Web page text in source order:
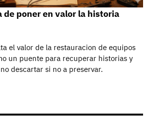
de poner en valor la historia
el valor de la restauracion de equipos
un puente para recuperar historias y
descartar si no a preservar.